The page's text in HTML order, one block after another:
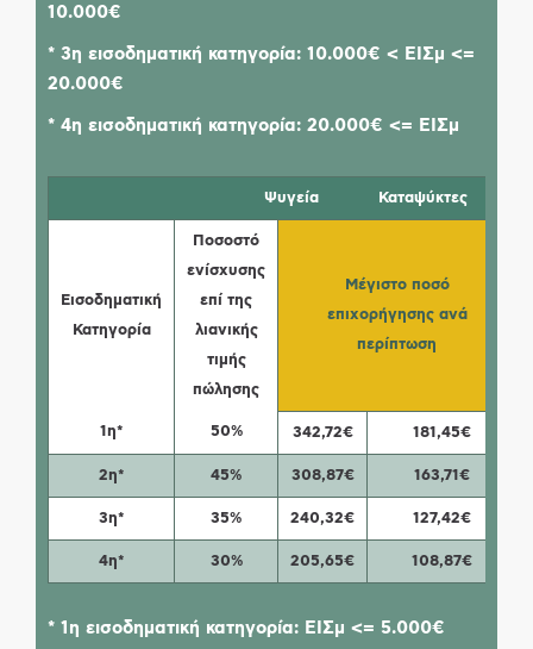
10.000€
* 3η εισοδηματική κατηγορία: 10.000€ < ΕΙΣμ <=
20.000€
* 4η εισοδηματική κατηγορία: 20.000€ <= ΕΙΣμ
Ψυγεία Καταψύκτες
Εισοδηματική
Κατηγορία
Ποσοστό
ενίσχυσης
επί της
λιανικής
τιμής
πώλησης
Μέγιστο ποσό
επιχορήγησης ανά
περίπτωση
1η* 50% 342,72€ 181,45€
2η* 45% 308,87€ 163,71€
3η* 35% 240,32€ 127,42€
4η* 30% 205,65€ 108,87€
* 1η εισοδηματική κατηγορία: ΕΙΣμ <= 5.000€